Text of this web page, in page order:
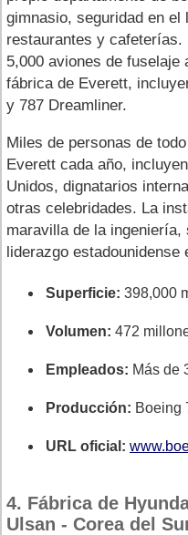
gimnasio, seguridad en
restaurantes y
5,000 aviones de fuselaje
fábrica de Everett,
y 787 Dreamliner.
Miles de personas de
Everett cada año,
Unidos, dignatarios
otras celebridades. La
maravilla de la
liderazgo estadounidense
Superficie: 398,000
Volumen: 472
Empleados: Más de
Producción: Boeing
URL oficial:
4. Fábrica de
Ulsan - Corea del